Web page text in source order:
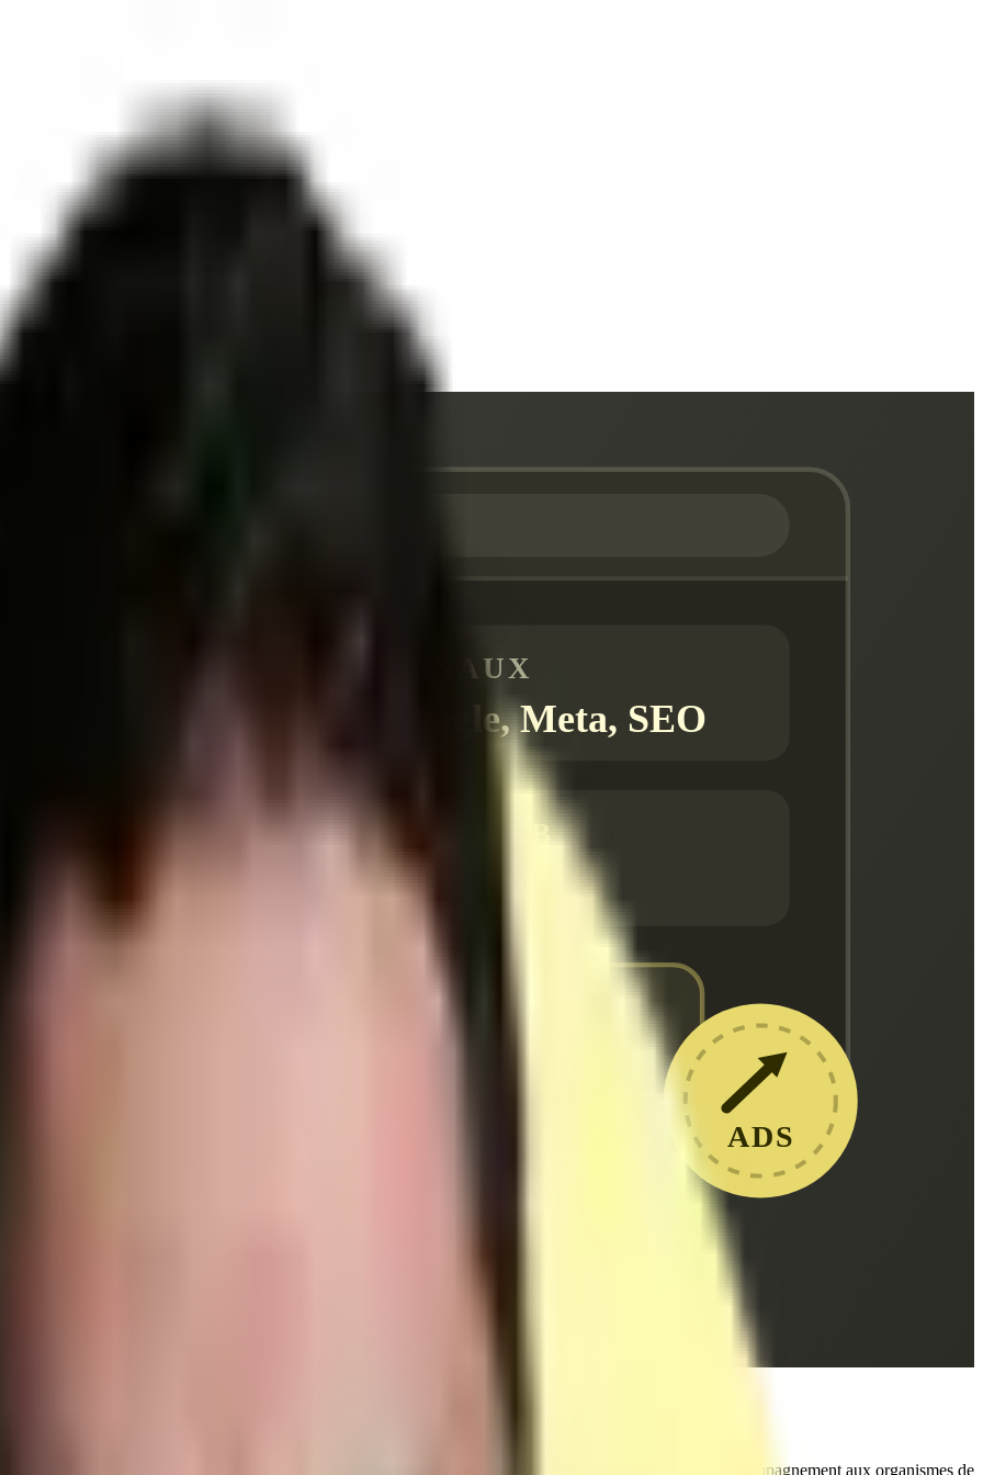
CANAUX
Google, Meta, SEO
SITE WEB
Refondu
ADS
complet Ureachus
dans son développement (marketing, commercial, produit) pour devenir l'un des leaders français de l'accompagnement aux organismes de